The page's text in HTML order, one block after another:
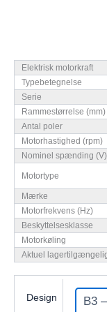
Elektrisk motorkraft
Typebetegnelse
Serie
Rammestørrelse (mm)
Antal poler
Motorhastighed (rpm)
Nominel spænding (V)
Motortype
Mærke
Motorfrekvens (Hz)
Beskyttelsesklasse
Motorkøling
Aktuel
Design